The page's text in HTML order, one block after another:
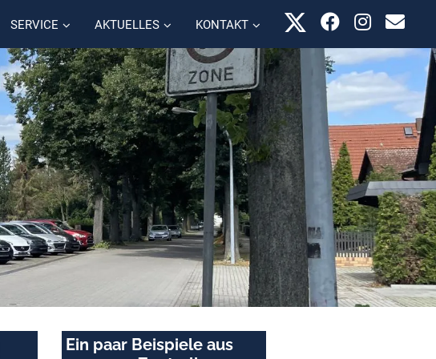
SERVICE AKTUELLES KONTAKT
Ein paar Beispiele aus